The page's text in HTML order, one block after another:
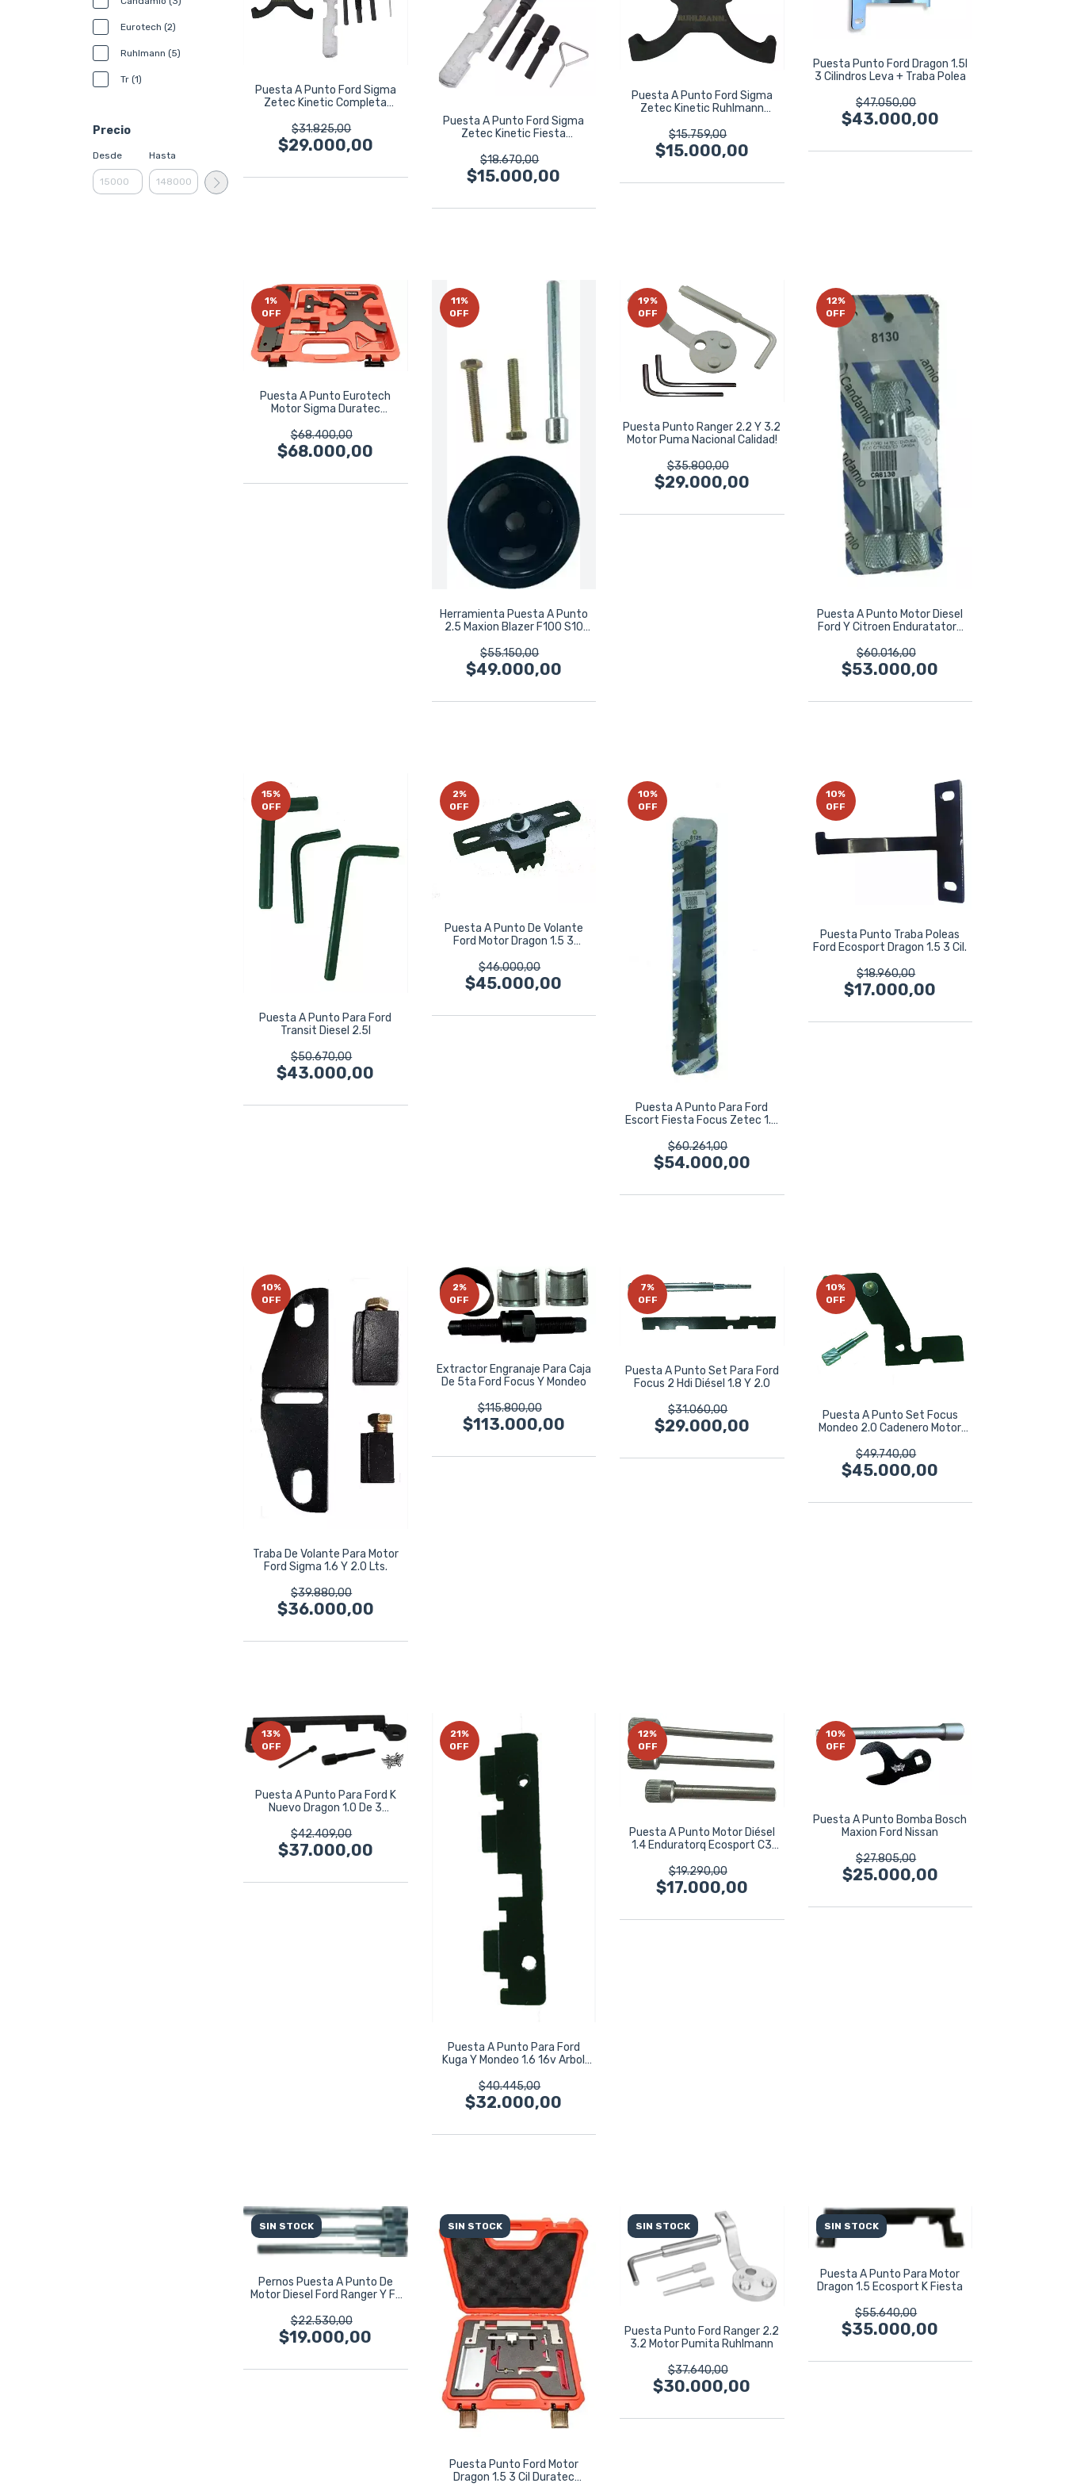
Eurotech (2)
Ruhlmann (5)
Tr (1)
Precio
Desde Hasta
Puesta A Punto Ford Sigma
Zetec Kinetic Completa
$31.825,00
$29.000,00
Puesta A Punto Ford Sigma
Zetec Kinetic Fiesta
$18.670,00
$15.000,00
Puesta A Punto Ford Sigma
Zetec Kinetic Ruhlmann
$15.759,00
$15.000,00
Puesta Punto Ford Dragon 1.5l
3 Cilindros Leva + Traba Polea
$47.050,00
$43.000,00
1%
OFF
Puesta A Punto Eurotech
Motor Sigma Duratec
$68.400,00
$68.000,00
11%
OFF
Herramienta Puesta A Punto
2.5 Maxion Blazer F100 S10
$55.150,00
$49.000,00
19%
OFF
Puesta Punto Ranger 2.2 Y 3.2
Motor Puma Nacional Calidad!
$35.800,00
$29.000,00
12%
OFF
Puesta A Punto Motor Diesel
Ford Y Citroen Enduratatorq
$60.016,00
$53.000,00
15%
OFF
Puesta A Punto Para Ford
Transit Diesel 2.5l
$50.670,00
$43.000,00
2%
OFF
Puesta A Punto De Volante
Ford Motor Dragon 1.5 3
$46.000,00
$45.000,00
10%
OFF
Puesta A Punto Para Ford
Escort Fiesta Focus Zetec 1.4
$60.261,00
$54.000,00
10%
OFF
Puesta Punto Traba Poleas
Ford Ecosport Dragon 1.5 3 Cil.
$18.960,00
$17.000,00
10%
OFF
Traba De Volante Para Motor
Ford Sigma 1.6 Y 2.0 Lts.
$39.880,00
$36.000,00
2%
OFF
Extractor Engranaje Para Caja
De 5ta Ford Focus Y Mondeo
$115.800,00
$113.000,00
7%
OFF
Puesta A Punto Set Para Ford
Focus 2 Hdi Diésel 1.8 Y 2.0
$31.060,00
$29.000,00
10%
OFF
Puesta A Punto Set Focus
Mondeo 2.0 Cadenero Motor
$49.740,00
$45.000,00
13%
OFF
Puesta A Punto Para Ford K
Nuevo Dragon 1.0 De 3
$42.409,00
$37.000,00
21%
OFF
Puesta A Punto Para Ford
Kuga Y Mondeo 1.6 16v Arbol
$40.445,00
$32.000,00
12%
OFF
Puesta A Punto Motor Diésel
1.4 Enduratorq Ecosport C3
$19.290,00
$17.000,00
10%
OFF
Puesta A Punto Bomba Bosch
Maxion Ford Nissan
$27.805,00
$25.000,00
SIN STOCK
Pernos Puesta A Punto De
Motor Diesel Ford Ranger Y F-
$22.530,00
$19.000,00
SIN STOCK
Puesta Punto Ford Motor
Dragon 1.5 3 Cil Duratec
SIN STOCK
Puesta Punto Ford Ranger 2.2
3.2 Motor Pumita Ruhlmann
$37.640,00
$30.000,00
SIN STOCK
Puesta A Punto Para Motor
Dragon 1.5 Ecosport K Fiesta
$55.640,00
$35.000,00